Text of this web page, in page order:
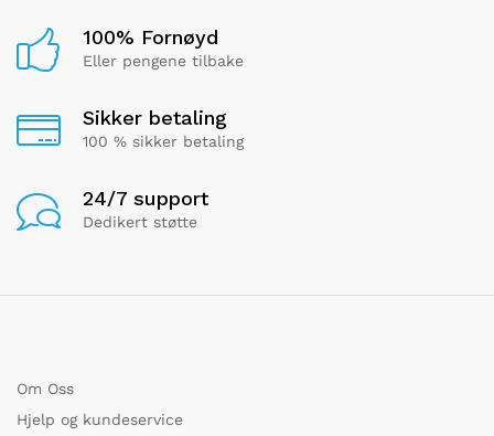
100% Fornøyd
Eller pengene tilbake
Sikker betaling
100 % sikker betaling
24/7 support
Dedikert støtte
Om Oss
Hjelp og kundeservice